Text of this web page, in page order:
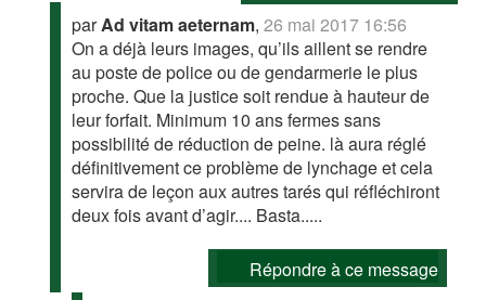
parAd vitam aeternam,26 mai 2017 16:56
On a déjà leurs images, qu’ils aillent se rendre
au poste de police ou de gendarmerie le plus
proche. Que la justice soit rendue à hauteur de
leur forfait. Minimum 10 ans fermes sans
possibilité de réduction de peine. là aura réglé
définitivement ce problème de lynchage et cela
servira de leçon aux autres tarés qui réfléchiront
deux fois avant d’agir.... Basta.....
Répondre à ce message